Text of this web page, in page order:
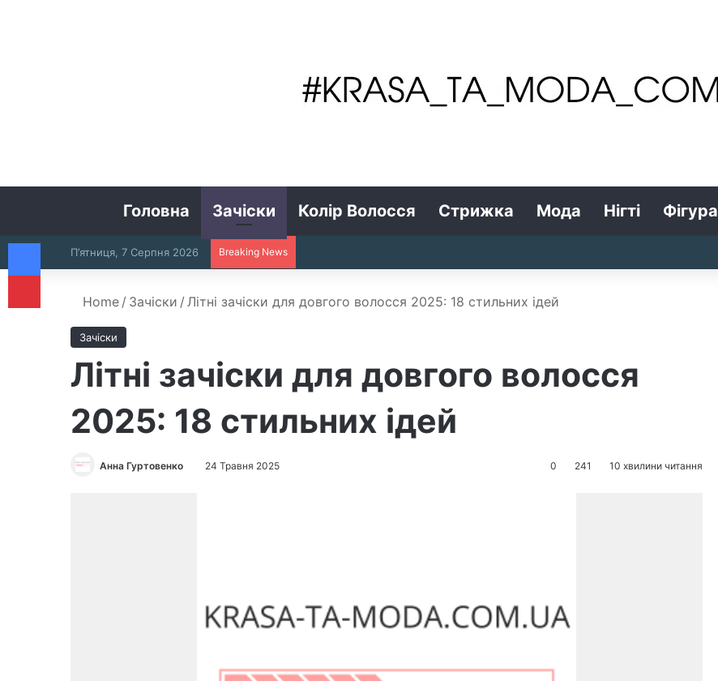
Головна Зачіски Колір Волосся Стрижка Мода Нігті Фігура
П’ятниця, 7 Серпня 2026 Breaking News
Home / Зачіски / Літні зачіски для довгого волосся 2025: 18 стильних ідей
Зачіски
Літні зачіски для довгого волосся
2025: 18 стильних ідей
Анна Гуртовенко 24 Травня 2025 0 241 10 хвилини читання